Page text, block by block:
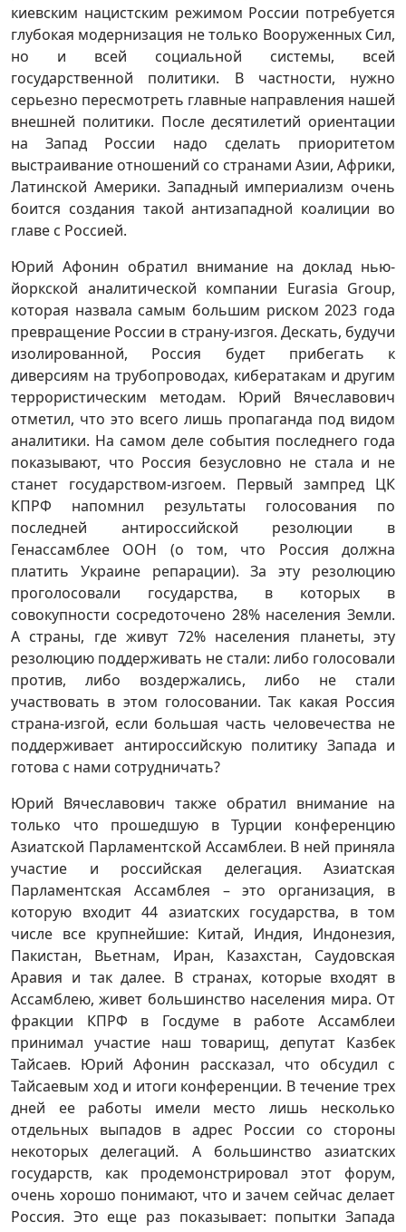
киевским нацистским режимом России потребуется
глубокая модернизация не только Вооруженных Сил,
но и всей социальной системы, всей
государственной политики. В частности, нужно
серьезно пересмотреть главные направления нашей
внешней политики. После десятилетий ориентации
на Запад России надо сделать приоритетом
выстраивание отношений со странами Азии, Африки,
Латинской Америки. Западный империализм очень
боится создания такой антизападной коалиции во
главе с Россией.
Юрий Афонин обратил внимание на доклад нью-
йоркской аналитической компании Eurasia Group,
которая назвала самым большим риском 2023 года
превращение России в страну-изгоя. Дескать, будучи
изолированной, Россия будет прибегать к
диверсиям на трубопроводах, кибератакам и другим
террористическим методам. Юрий Вячеславович
отметил, что это всего лишь пропаганда под видом
аналитики. На самом деле события последнего года
показывают, что Россия безусловно не стала и не
станет государством-изгоем. Первый зампред ЦК
КПРФ напомнил результаты голосования по
последней антироссийской резолюции в
Генассамблее ООН (о том, что Россия должна
платить Украине репарации). За эту резолюцию
проголосовали государства, в которых в
совокупности сосредоточено 28% населения Земли.
А страны, где живут 72% населения планеты, эту
резолюцию поддерживать не стали: либо голосовали
против, либо воздержались, либо не стали
участвовать в этом голосовании. Так какая Россия
страна-изгой, если большая часть человечества не
поддерживает антироссийскую политику Запада и
готова с нами сотрудничать?
Юрий Вячеславович также обратил внимание на
только что прошедшую в Турции конференцию
Азиатской Парламентской Ассамблеи. В ней приняла
участие и российская делегация. Азиатская
Парламентская Ассамблея – это организация, в
которую входит 44 азиатских государства, в том
числе все крупнейшие: Китай, Индия, Индонезия,
Пакистан, Вьетнам, Иран, Казахстан, Саудовская
Аравия и так далее. В странах, которые входят в
Ассамблею, живет большинство населения мира. От
фракции КПРФ в Госдуме в работе Ассамблеи
принимал участие наш товарищ, депутат Казбек
Тайсаев. Юрий Афонин рассказал, что обсудил с
Тайсаевым ход и итоги конференции. В течение трех
дней ее работы имели место лишь несколько
отдельных выпадов в адрес России со стороны
некоторых делегаций. А большинство азиатских
государств, как продемонстрировал этот форум,
очень хорошо понимают, что и зачем сейчас делает
Россия. Это еще раз показывает: попытки Запада